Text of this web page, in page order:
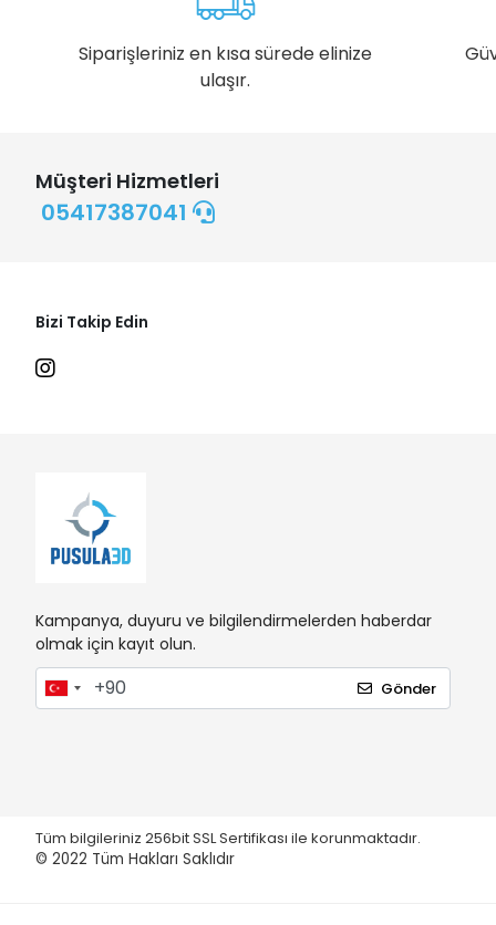
Siparişleriniz en kısa sürede elinize
ulaşır.
Müşteri Hizmetleri
05417387041
Bizi Takip Edin
Kampanya, duyuru ve bilgilendirmelerden haberdar
olmak için kayıt olun.
Gönder
Tüm bilgileriniz 256bit SSL Sertifikası ile korunmaktadır.
© 2022 Tüm Hakları Saklıdır